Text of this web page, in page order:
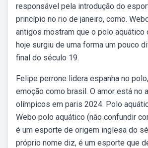
responsável pela introdução do
princípio no rio de janeiro, como.
antigos mostram que o polo aquático
hoje surgiu de uma forma um pouco
final do século 19.
Felipe perrone lidera espanha no
emoção como brasil. O amor está no
olímpicos em paris 2024. Polo
Webo polo aquático (não confundir
é um esporte de origem inglesa do
próprio nome diz, é um esporte que